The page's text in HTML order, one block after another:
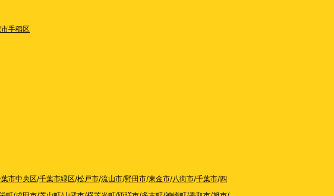
手稲区
市中央区/千葉市緑区/松戸市/流山市/野田市/東金市/八街市/千葉市/四